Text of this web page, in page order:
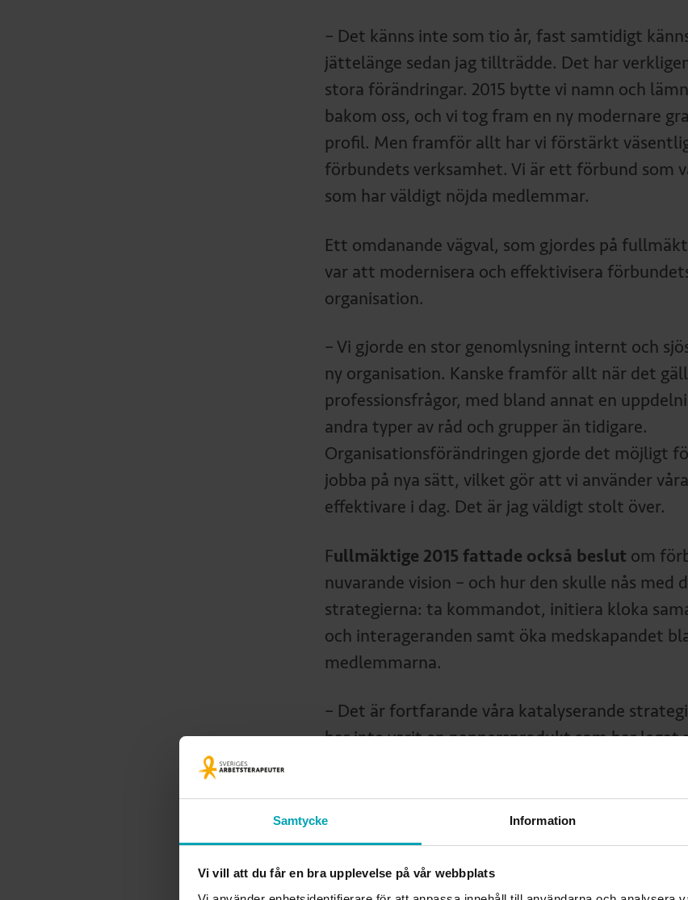
Samtycke Information
Vi vill att du får en bra upplevelse på vår webbplats
– Det känns inte som tio år, fast samtidigt
jättelänge sedan jag tillträdde. Det har
stora förändringar. 2015 bytte vi namn och
bakom oss, och vi tog fram en ny modernare
profil. Men framför allt har vi förstärkt
förbundets verksamhet. Vi är ett förbund som
som har väldigt nöjda medlemmar.
Ett omdanande vägval, som gjordes på
var att modernisera och effektivisera
organisation.
– Vi gjorde en stor genomlysning internt och
ny organisation. Kanske framför allt när det
professionsfrågor, med bland annat en
andra typer av råd och grupper än tidigare.
Organisationsförändringen gjorde det möjligt
jobba på nya sätt, vilket gör att vi använder
effektivare i dag. Det är jag väldigt stolt över.
Fullmäktige 2015 fattade också beslut om
nuvarande vision – och hur den skulle nås med
strategierna: ta kommandot, initiera kloka
och interageranden samt öka medskapandet
medlemmarna.
– Det är fortfarande våra katalyserande
har inte varit en pappersprodukt som har legat
I arbetet för att nå visionen har närvaron på
medier varit en av nycklarna för Ida.